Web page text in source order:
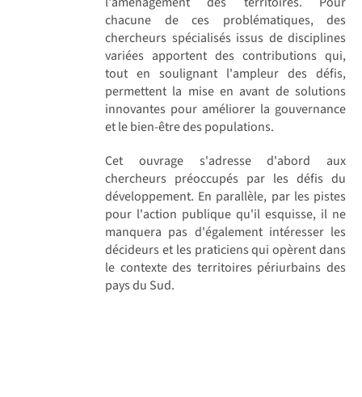
chacune de ces problématiques, des
chercheurs spécialisés issus de disciplines
variées apportent des contributions qui,
tout en soulignant l'ampleur des défis,
permettent la mise en avant de solutions
innovantes pour améliorer la gouvernance
et le bien-être des populations.
Cet ouvrage s'adresse d'abord aux
chercheurs préoccupés par les défis du
développement. En parallèle, par les pistes
pour l'action publique qu'il esquisse, il ne
manquera pas d'également intéresser les
décideurs et les praticiens qui opèrent dans
le contexte des territoires périurbains des
pays du Sud.